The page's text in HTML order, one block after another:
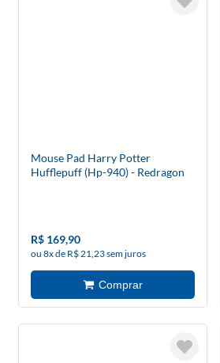
Mouse Pad Harry Potter
Hufflepuff (Hp-940) - Redragon
R$ 169,90
ou 8x de R$ 21,23 sem juros